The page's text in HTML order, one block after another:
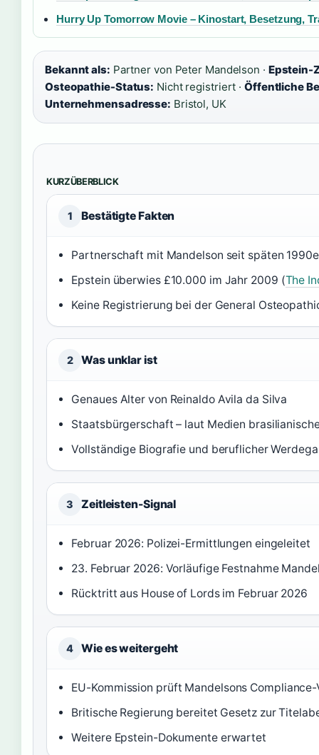
Hurry Up Tomorrow Movie – Kinostart, Besetzung,
Bekannt als: Partner von Peter Mandelson · Epstein-
Osteopathie-Status: Nicht registriert ·Öffentliche
Unternehmensadresse: Bristol, UK
KURZÜBERBLICK
1 Bestätigte Fakten
Partnerschaft mit Mandelson seit späten
Epstein überwies £10.000 im Jahr 2009 (The
Keine Registrierung bei der General
2 Was unklar ist
Genaues Alter von Reinaldo Avila da Silva
Staatsbürgerschaft – laut Medien
Vollständige Biografie und beruflicher
3 Zeitleisten-Signal
Februar 2026: Polizei-Ermittlungen eingeleitet
23. Februar 2026: Vorläufige Festnahme
Rücktritt aus House of Lords im Februar 2026
4 Wie es weitergeht
EU-Kommission prüft Mandelsons
Britische Regierung bereitet Gesetz zur
Weitere Epstein-Dokumente erwartet